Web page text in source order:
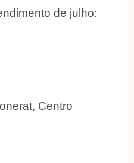
de julho:
Centro